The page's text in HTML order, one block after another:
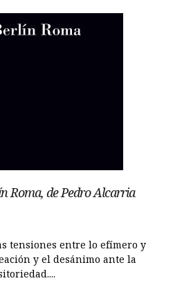
Roma, de Pedro Alcarria
tensiones entre lo efímero y
y el desánimo ante la